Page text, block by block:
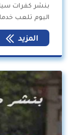
بنشر كفرات
اليوم تلعب
المزيد